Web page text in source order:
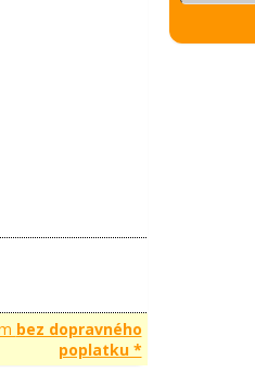
bez dopravného
poplatku *